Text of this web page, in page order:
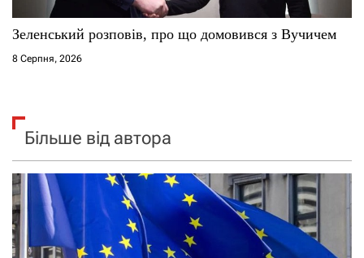
Зеленський розповів, про що домовився з Вучичем
8 Серпня, 2026
Більше від автора